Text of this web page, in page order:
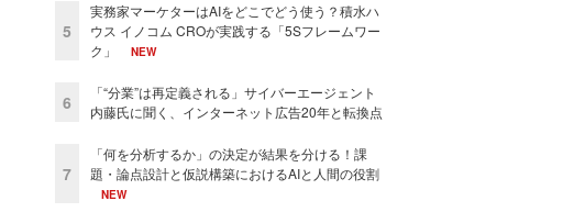
5
実務家マーケターはAIをどこでどう使う？積水ハ
ウス イノコム CROが実践する「5Sフレームワー
ク」
NEW
6
「“分業”は再定義される」サイバーエージェント
内藤氏に聞く、インターネット広告20年と転換点
7
「何を分析するか」の決定が結果を分ける！課
題・論点設計と仮説構築におけるAIと人間の役割
NEW